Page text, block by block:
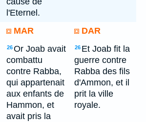
l'Eternel.
MAR DAR
26Or Joab avait
combattu
contre Rabba,
qui appartenait
aux enfants de
Hammon, et
avait pris la
26 Et Joab fit la
guerre contre
Rabba des fils
d'Ammon, et il
prit la ville
royale.